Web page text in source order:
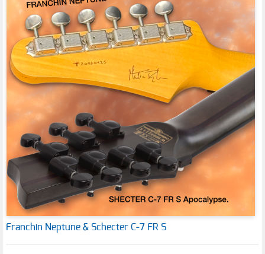
Franchin Neptune & Schecter C-7 FR S